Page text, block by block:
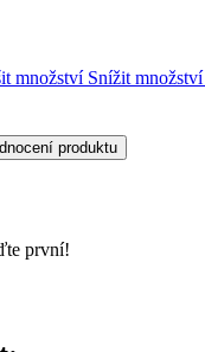
množství Snížit množství
produktu
první!